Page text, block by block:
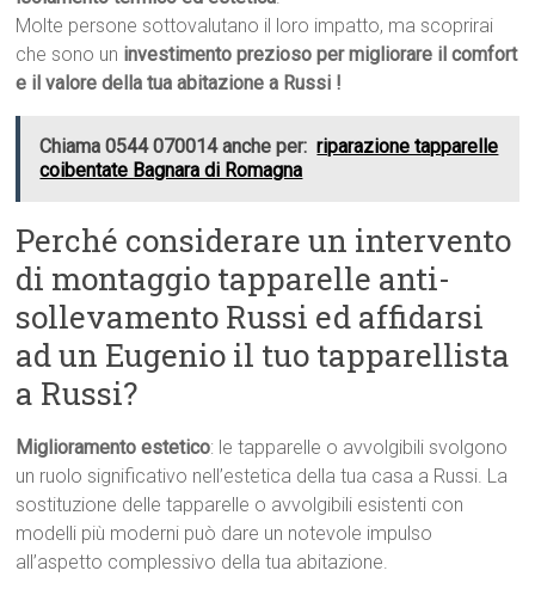
Molte persone sottovalutano il loro impatto, ma scoprirai
che sono un investimento prezioso per migliorare il comfort
e il valore della tua abitazione a Russi !
Chiama 0544 070014 anche per: riparazione tapparelle
coibentate Bagnara di Romagna
Perché considerare un intervento
di montaggio tapparelle anti-
sollevamento Russi ed affidarsi
ad un Eugenio il tuo tapparellista
a Russi?
Miglioramento estetico: le tapparelle o avvolgibili svolgono
un ruolo significativo nell’estetica della tua casa a Russi. La
sostituzione delle tapparelle o avvolgibili esistenti con
modelli più moderni può dare un notevole impulso
all’aspetto complessivo della tua abitazione.